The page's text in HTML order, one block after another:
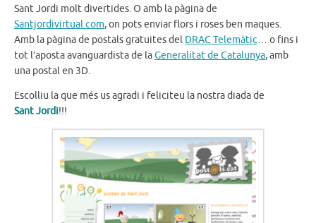
Sant Jordi molt divertides. O amb la pàgina de
Santjordivirtual.com, on pots enviar flors i roses ben maques.
Amb la pàgina de postals gratuites del DRAC Telemàtic… o fins i
tot l’aposta avanguardista de laGeneralitat de Catalunya, amb
una postal en 3D.
Escolliu la que més us agradi i feliciteu la nostra diada de
Sant Jordi!!!